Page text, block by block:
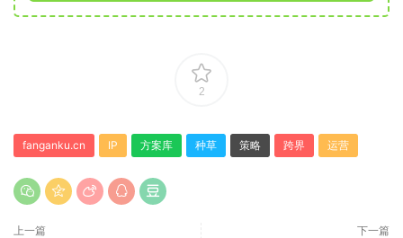
2
fanganku.cn IP 方案库 种草 策略 跨界 运营
上一篇 下一篇